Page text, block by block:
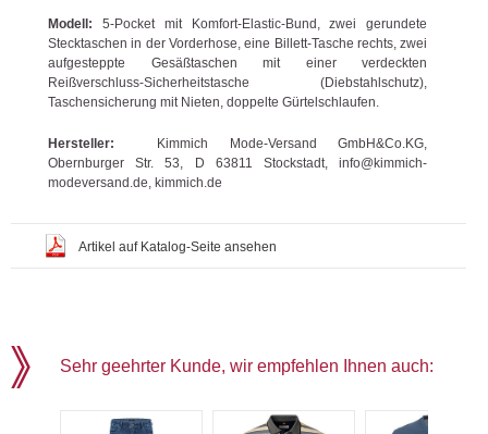
Modell: 5-Pocket mit Komfort-Elastic-Bund, zwei gerundete
Stecktaschen in der Vorderhose, eine Billett-Tasche rechts, zwei
aufgesteppte Gesäßtaschen mit einer verdeckten
Reißverschluss-Sicherheitstasche (Diebstahlschutz),
Taschensicherung mit Nieten, doppelte Gürtelschlaufen.
Hersteller: Kimmich Mode-Versand GmbH&Co.KG,
Obernburger Str. 53, D 63811 Stockstadt, info@kimmich-
modeversand.de, kimmich.de
Artikel auf Katalog-Seite ansehen
Sehr geehrter Kunde, wir empfehlen Ihnen auch: